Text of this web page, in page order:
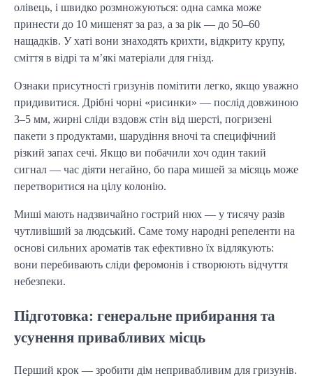
олівець, і швидко розмножуються: одна самка може
принести до 10 мишенят за раз, а за рік — до 50–60
нащадків. У хаті вони знаходять крихти, відкриту крупу,
сміття в відрі та м’які матеріали для гнізд.
Ознаки присутності гризунів помітити легко, якщо уважно
придивитися. Дрібні чорні «рисинки» — послід довжиною
3–5 мм, жирні сліди вздовж стін від шерсті, погризені
пакети з продуктами, шарудіння вночі та специфічний
різкий запах сечі. Якщо ви побачили хоч один такий
сигнал — час діяти негайно, бо пара мишей за місяць може
перетворитися на цілу колонію.
Миші мають надзвичайно гострий нюх — у тисячу разів
чутливіший за людський. Саме тому народні репеленти на
основі сильних ароматів так ефективно їх відлякують:
вони перебивають сліди феромонів і створюють відчуття
небезпеки.
Підготовка: генеральне прибирання та
усунення привабливих місць
Перший крок — зробити дім непривабливим для гризунів.